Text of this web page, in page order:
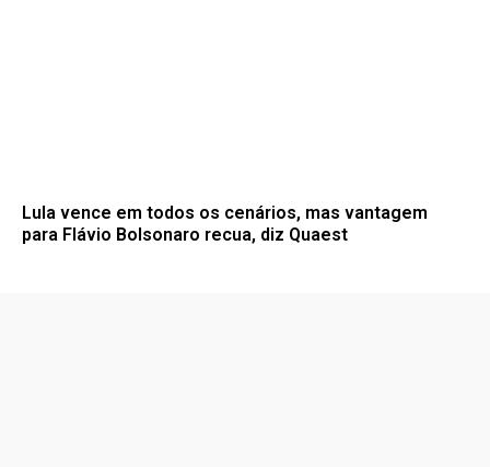
Lula vence em todos os cenários, mas vantagem
para Flávio Bolsonaro recua, diz Quaest